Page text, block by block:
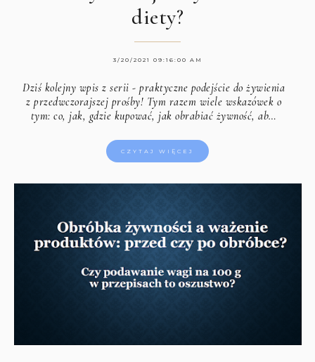
diety?
3/20/2021 09:16:00 AM
Dziś kolejny wpis z serii - praktyczne podejście do żywienia
z przedwczorajszej prośby! Tym razem wiele wskazówek o
tym: co, jak, gdzie kupować, jak obrabiać żywność, ab…
CZYTAJ WIĘCEJ